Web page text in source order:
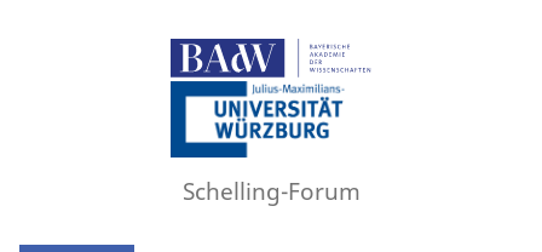
Schelling-Forum